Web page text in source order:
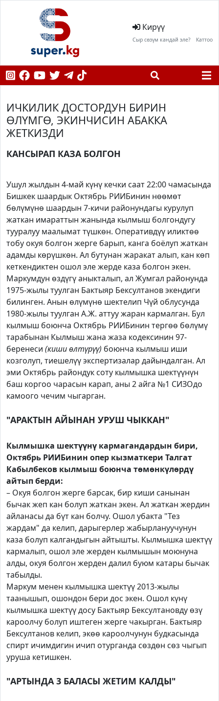
Кирүү
Сыр сөзүм кандай эле? Каттоо
ИЧКИЛИК ДОСТОРДУН БИРИН
ӨЛҮМГӨ, ЭКИНЧИСИН АБАККА
ЖЕТКИЗДИ
КАНСЫРАП КАЗА БОЛГОН
Ушул жылдын 4-май күнү кечки саат 22:00 чамасында
Бишкек шаардык Октябрь РИИБинин нөөмөт
бөлүмүнө шаардын 7-кичи районундагы курулуп
жаткан имараттын жанында кылмыш болгондугу
тууралуу маалымат түшкөн. Оперативдүү иликтөө
тобу окуя болгон жерге барып, канга боёлуп жаткан
адамды көрүшкөн. Ал бутунан жаракат алып, кан көп
кеткендиктен ошол эле жерде каза болгон экен.
Маркумдун өздүгү аныкталып, ал Жумгал районунда
1975-жылы туулган Бактыяр Бексултанов экендиги
билинген. Анын өлүмүнө шектелип Чүй облусунда
1980-жылы туулган А.Ж. аттуу жаран кармалган. Бул
кылмыш боюнча Октябрь РИИБинин тергөө бөлүмү
тарабынан Кылмыш жана жаза кодексинин 97-
беренеси (киши өлтүрүү) боюнча кылмыш иши
козголуп, тиешелүү экспертизалар дайындалган. Ал
эми Октябрь райондук соту кылмышка шектүүнүн
баш коргоо чарасын карап, аны 2 айга №1 СИЗОдо
камоого чечим чыгарган.
"АРАКТЫН АЙЫНАН УРУШ ЧЫККАН"
Кылмышка шектүүнү кармагандардын бири,
Октябрь РИИБинин опер кызматкери Талгат
Кабылбеков кылмыш боюнча төмөнкүлөрдү
айтып берди:
– Окуя болгон жерге барсак, бир киши санынан
бычак жеп кан болуп жаткан экен. Ал жаткан жердин
айланасы да бүт кан болчу. Ошол убакта "Тез
жардам" да келип, дарыгерлер жабырлануучунун
каза болуп калгандыгын айтышты. Кылмышка шектүү
кармалып, ошол эле жерден кылмышын моюнуна
алды, окуя болгон жерден далил буюм катары бычак
табылды.
Маркум менен кылмышка шектүү 2013-жылы
таанышып, ошондон бери дос экен. Ошол күнү
кылмышка шектүү досу Бактыяр Бексултановду өзү
кароолчу болуп иштеген жерге чакырган. Бактыяр
Бексултанов келип, экөө кароолчунун будкасында
спирт ичимдигин ичип отурганда сөздөн сөз чыгып
уруша кетишкен.
"АРТЫНДА 3 БАЛАСЫ ЖЕТИМ КАЛДЫ"